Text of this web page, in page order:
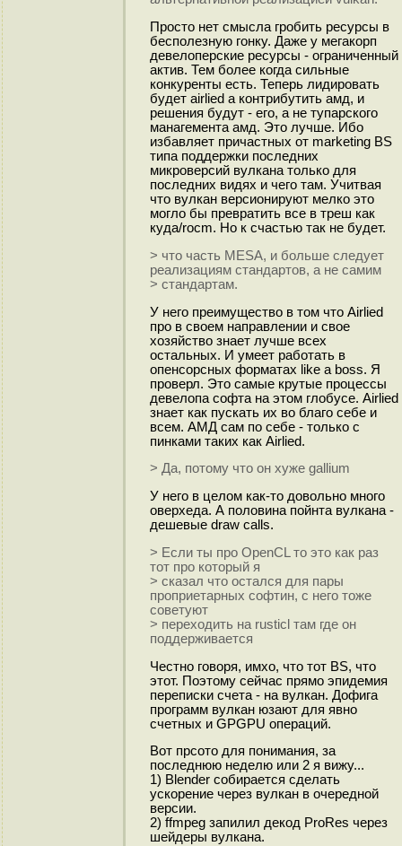
Просто нет смысла гробить ресурсы в
бесполезную гонку. Даже у мегакорп
девелоперские ресурсы - ограниченный
актив. Тем более когда сильные
конкуренты есть. Теперь лидировать
будет airlied а контрибутить амд, и
решения будут - его, а не тупарского
манагемента амд. Это лучше. Ибо
избавляет причастных от marketing BS
типа поддержки последних
микроверсий вулкана только для
последних видях и чего там. Учитвая
что вулкан версионируют мелко это
могло бы превратить все в треш как
куда/rocm. Но к счастью так не будет.
> что часть MESA, и больше следует
реализациям стандартов, а не самим
> стандартам.
У него преимущество в том что Airlied
про в своем направлении и свое
хозяйство знает лучше всех
остальных. И умеет работать в
опенсорсных форматах like a boss. Я
проверл. Это самые крутые процессы
девелопа софта на этом глобусе. Airlied
знает как пускать их во благо себе и
всем. АМД сам по себе - только с
пинками таких как Airlied.
> Да, потому что он хуже gallium
У него в целом как-то довольно много
оверхеда. А половина пойнта вулкана -
дешевые draw calls.
> Если ты про OpenCL то это как раз
тот про который я
> сказал что остался для пары
проприетарных софтин, с него тоже
советуют
> переходить на rusticl там где он
поддерживается
Честно говоря, имхо, что тот BS, что
этот. Поэтому сейчас прямо эпидемия
переписки счета - на вулкан. Дофига
программ вулкан юзают для явно
счетных и GPGPU операций.
Вот прсото для понимания, за
последнюю неделю или 2 я вижу...
1) Blender собирается сделать
ускорение через вулкан в очередной
версии.
2) ffmpeg запилил декод ProRes через
шейдеры вулкана.